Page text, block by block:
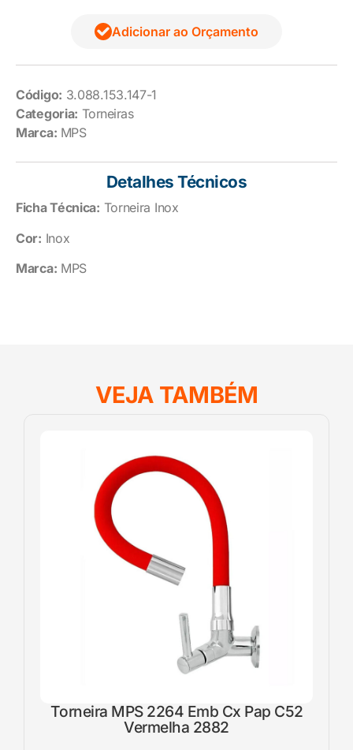
Adicionar ao Orçamento
Código: 3.088.153.147-1
Categoria: Torneiras
Marca: MPS
Detalhes Técnicos
Ficha Técnica: Torneira Inox
Cor: Inox
Marca: MPS
VEJA TAMBÉM
Torneira MPS 2264 Emb Cx Pap C52
Vermelha 2882